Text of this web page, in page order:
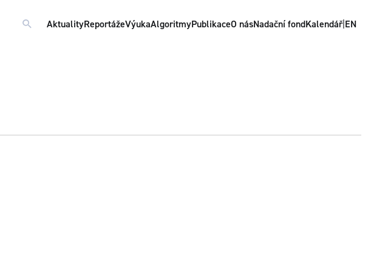
AktualityReportážeVýukaAlgoritmyPublikaceO násNadační fondKalendář|EN